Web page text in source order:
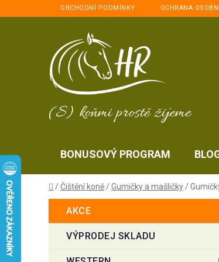
na
OBCHODNÍ PODMÍNKY OCHRANA
(S) koňmi prostě žijeme
BONUSOVÝ PROGRAM
Domů
/ Čištění koně /Gumičky a mašličky /
o
t
kategorie
AKCE
VÝPRODEJ SKLADU